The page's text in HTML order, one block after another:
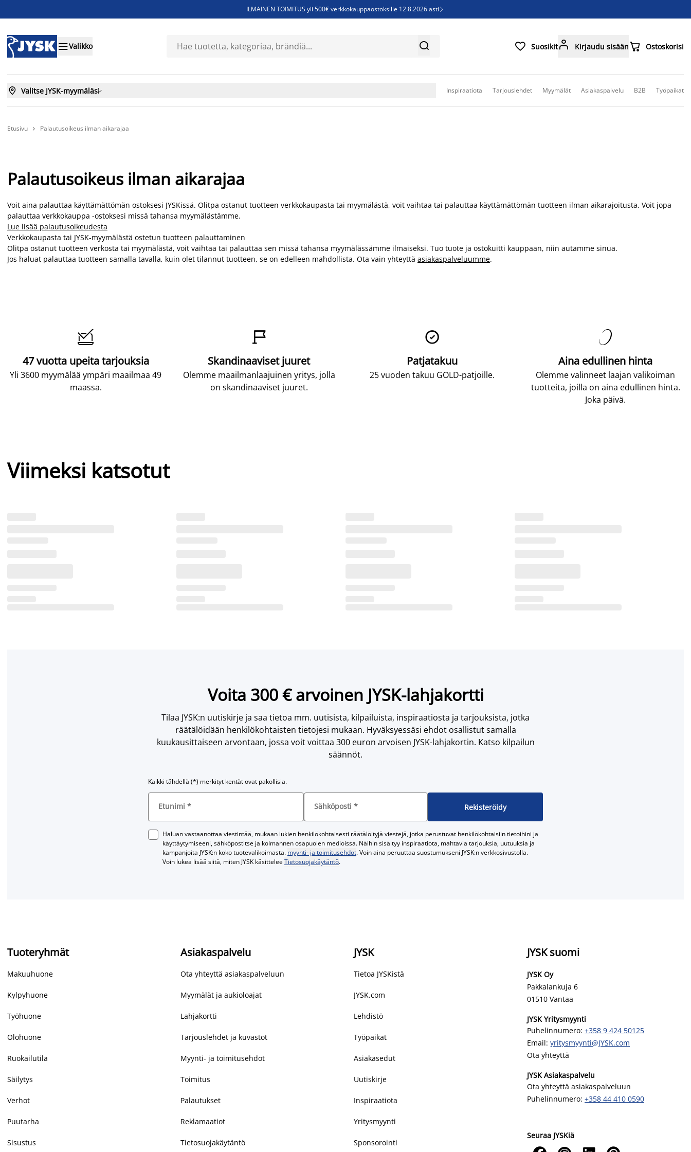
ILMAINEN TOIMITUS yli 500€ verkkokauppaostoksille 12.8.2026 asti 
Sijauspatjoja - Säästä jopa 60%
Valikko   Suosikit Kirjaudu sisään Ostoskorisi
 Valitse JYSK-myymäläsi Inspiraatiota Tarjouslehdet Myymälät Asiakaspalvelu B2B Työpaikat
Etusivu  Palautusoikeus ilman aikarajaa
Palautusoikeus ilman aikarajaa
Voit aina palauttaa käyttämättömän ostoksesi JYSKissä. Olitpa ostanut tuotteen verkkokaupasta tai myymälästä, voit vaihtaa tai palauttaa käyttämättömän tuotteen ilman aikarajoitusta. Voit jopa
palauttaa verkkokauppa -ostoksesi missä tahansa myymälästämme.
Lue lisää palautusoikeudesta
Verkkokaupasta tai JYSK-myymälästä ostetun tuotteen palauttaminen
Olitpa ostanut tuotteen verkosta tai myymälästä, voit vaihtaa tai palauttaa sen missä tahansa myymälässämme ilmaiseksi. Tuo tuote ja ostokuitti kauppaan, niin autamme sinua.
Jos haluat palauttaa tuotteen samalla tavalla, kuin olet tilannut tuotteen, se on edelleen mahdollista. Ota vain yhteyttä asiakaspalveluumme.

47 vuotta upeita tarjouksia
Yli 3600 myymälää ympäri maailmaa 49
maassa.

Skandinaaviset juuret
Olemme maailmanlaajuinen yritys, jolla
on skandinaaviset juuret.

Patjatakuu
25 vuoden takuu GOLD-patjoille.

Aina edullinen hinta
Olemme valinneet laajan valikoiman
tuotteita, joilla on aina edullinen hinta.
Joka päivä.
Viimeksi katsotut
Voita 300 € arvoinen JYSK-lahjakortti
Tilaa JYSK:n uutiskirje ja saa tietoa mm. uutisista, kilpailuista, inspiraatiosta ja tarjouksista, jotka
räätälöidään henkilökohtaisten tietojesi mukaan. Hyväksyessäsi ehdot osallistut samalla
kuukausittaiseen arvontaan, jossa voit voittaa 300 euron arvoisen JYSK-lahjakortin. Katso kilpailun
säännöt.
Kaikki tähdellä (*) merkityt kentät ovat pakollisia.
Etunimi * Sähköposti * Rekisteröidy
Haluan vastaanottaa viestintää, mukaan lukien henkilökohtaisesti räätälöityjä viestejä, jotka perustuvat henkilökohtaisiin tietoihini ja
käyttäytymiseeni, sähköpostitse ja kolmannen osapuolen medioissa. Näihin sisältyy inspiraatiota, mahtavia tarjouksia, uutuuksia ja
kampanjoita JYSK:n koko tuotevalikoimasta. myynti- ja toimitusehdot. Voin aina peruuttaa suostumukseni JYSK:n verkkosivustolla.
Voin lukea lisää siitä, miten JYSK käsitteleeTietosuojakäytäntö.
Tuoteryhmät
Makuuhuone
Kylpyhuone
Työhuone
Olohuone
Ruokailutila
Säilytys
Verhot
Puutarha
Sisustus
Asiakaspalvelu
Ota yhteyttä asiakaspalveluun
Myymälät ja aukioloajat
Lahjakortti
Tarjouslehdet ja kuvastot
Myynti- ja toimitusehdot
Toimitus
Palautukset
Reklamaatiot
Tietosuojakäytäntö
JYSK
Tietoa JYSKistä
JYSK.com
Lehdistö
Työpaikat
Asiakasedut
Uutiskirje
Inspiraatiota
Yritysmyynti
Sponsorointi
JYSK suomi
JYSK Oy
Pakkalankuja 6
01510 Vantaa
JYSK Yritysmyynti
Puhelinnumero: +358 9 424 50125
Email: yritysmyynti@JYSK.com
Ota yhteyttä
JYSK Asiakaspalvelu
Ota yhteyttä asiakaspalveluun
Puhelinnumero: +358 44 410 0590
Seuraa JYSKiä